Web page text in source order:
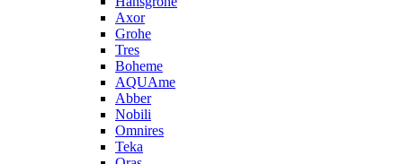
Axor
Grohe
Tres
Boheme
AQUAme
Abber
Nobili
Omnires
Teka